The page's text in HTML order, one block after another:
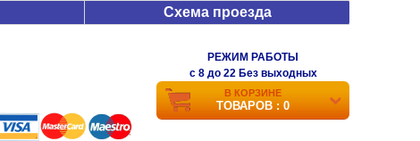
Схема проезда
РЕЖИМ РАБОТЫ
c 8 до 22 Без выходных
В КОРЗИНЕ
ТОВАРОВ : 0